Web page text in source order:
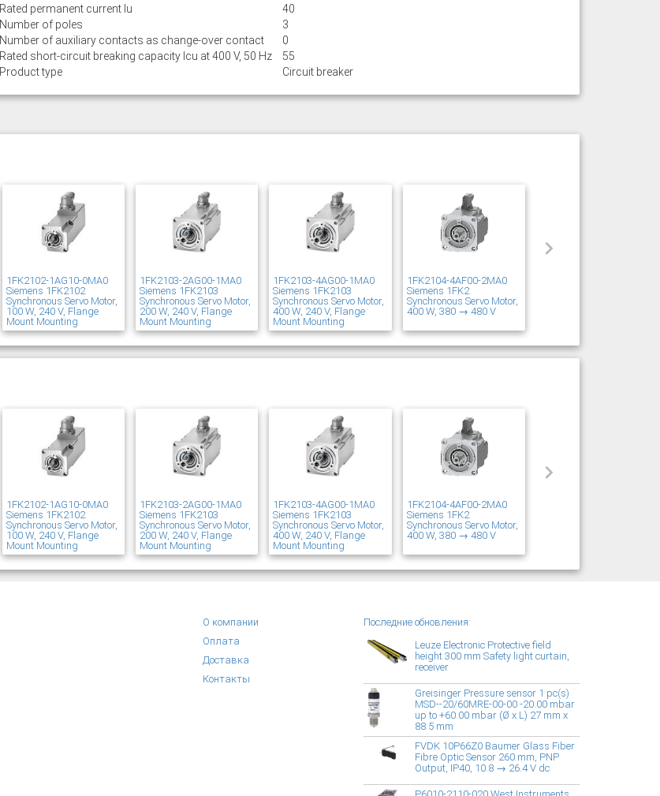
Rated permanent current Iu
40
Number of poles
3
Number of auxiliary contacts as change-over contact
0
Rated short-circuit breaking capacity lcu at 400 V, 50 Hz
55
Product type
Circuit breaker
1FK2102-1AG10-0MA0
Siemens 1FK2102
Synchronous Servo Motor,
100 W, 240 V, Flange
Mount Mounting
1FK2103-2AG00-1MA0
Siemens 1FK2103
Synchronous Servo Motor,
200 W, 240 V, Flange
Mount Mounting
1FK2103-4AG00-1MA0
Siemens 1FK2103
Synchronous Servo Motor,
400 W, 240 V, Flange
Mount Mounting
1FK2104-4AF00-2MA0
Siemens 1FK2
Synchronous Servo Motor,
400 W, 380 → 480 V
1FK2102-1AG10-0MA0
Siemens 1FK2102
Synchronous Servo Motor,
100 W, 240 V, Flange
Mount Mounting
1FK2103-2AG00-1MA0
Siemens 1FK2103
Synchronous Servo Motor,
200 W, 240 V, Flange
Mount Mounting
1FK2103-4AG00-1MA0
Siemens 1FK2103
Synchronous Servo Motor,
400 W, 240 V, Flange
Mount Mounting
1FK2104-4AF00-2MA0
Siemens 1FK2
Synchronous Servo Motor,
400 W, 380 → 480 V
О компании
Оплата
Доставка
Контакты
Последние обновления:
Leuze Electronic Protective field
height 300 mm Safety light curtain,
receiver
Greisinger Pressure sensor 1 pc(s)
MSD--20/60MRE-00-00 -20.00 mbar
up to +60.00 mbar (Ø x L) 27 mm x
88.5 mm
FVDK 10P66Z0 Baumer Glass Fiber
Fibre Optic Sensor 260 mm, PNP
Output, IP40, 10.8 → 26.4 V dc